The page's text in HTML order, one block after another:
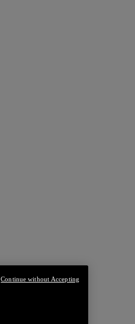
Continue without Accepting